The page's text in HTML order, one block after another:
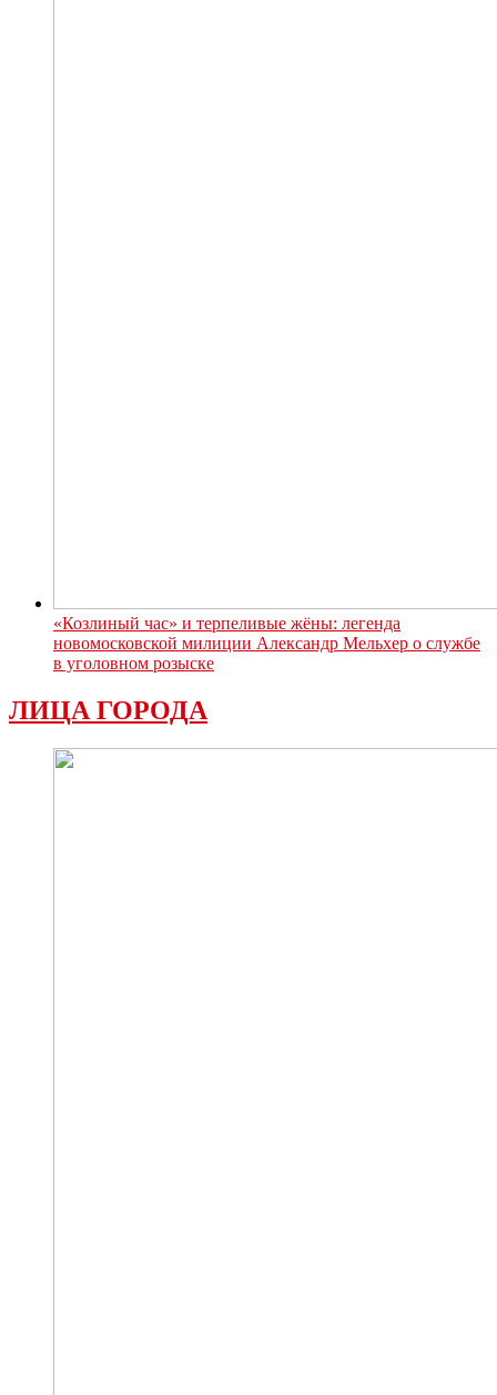
«Козлиный час» и терпеливые жёны: легенда
новомосковской милиции Александр Мельхер о службе
в уголовном розыске
ЛИЦА ГОРОДА